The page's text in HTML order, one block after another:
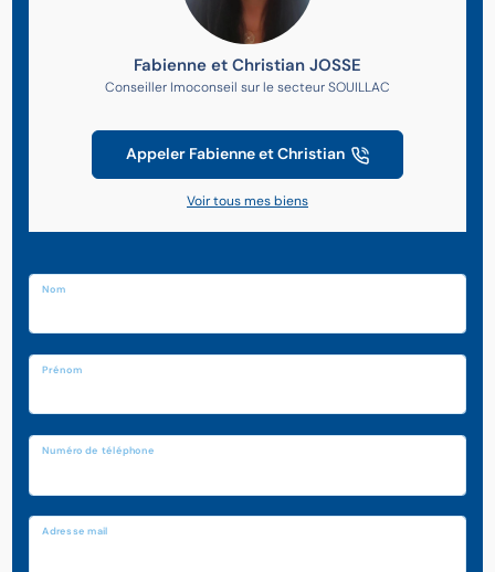
Fabienne et Christian JOSSE
Conseiller Imoconseil sur le secteur SOUILLAC
Appeler Fabienne et Christian
Voir tous mes biens
Nom
Prénom
Numéro de téléphone
Adresse mail